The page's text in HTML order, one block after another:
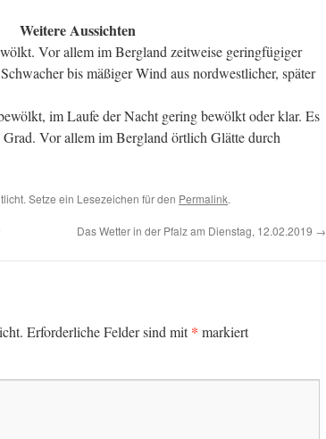
Weitere Aussichten
Vor allem im Bergland zeitweise geringfügiger
bis mäßiger Wind aus nordwestlicher, später
im Laufe der Nacht gering bewölkt oder klar. Es
Vor allem im Bergland örtlich Glätte durch
Setze ein Lesezeichen für den Permalink.
Das Wetter in der Pfalz am Dienstag, 12.02.2019 →
Erforderliche Felder sind mit* markiert